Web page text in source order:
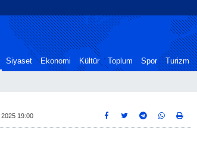
Siyaset Ekonomi Kültür Toplum Spor Turizm
2025 19:00